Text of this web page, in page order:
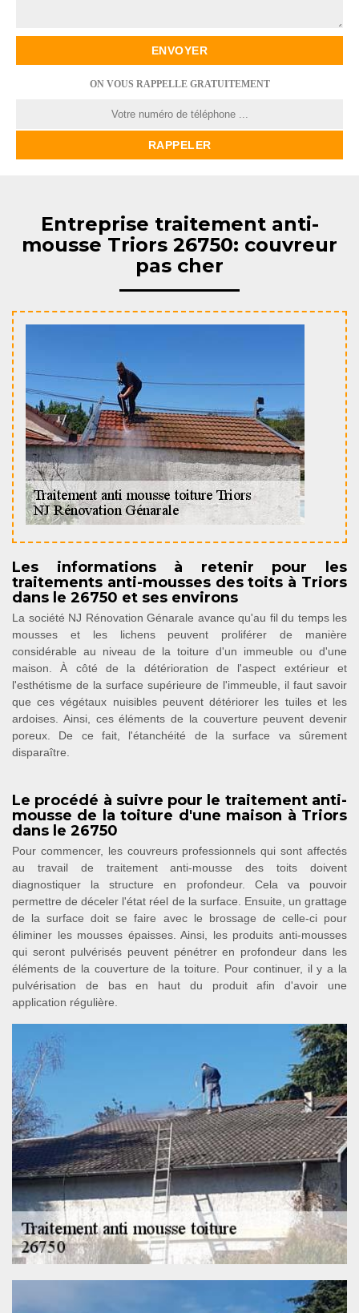
ON VOUS RAPPELLE GRATUITEMENT
Entreprise traitement anti-
mousse Triors 26750: couvreur
pas cher
Les informations à retenir pour les
traitements anti-mousses des toits à Triors
dans le 26750 et ses environs
La société NJ Rénovation Génarale avance qu'au fil du temps les
mousses et les lichens peuvent proliférer de manière
considérable au niveau de la toiture d'un immeuble ou d'une
maison. À côté de la détérioration de l'aspect extérieur et
l'esthétisme de la surface supérieure de l'immeuble, il faut savoir
que ces végétaux nuisibles peuvent détériorer les tuiles et les
ardoises. Ainsi, ces éléments de la couverture peuvent devenir
poreux. De ce fait, l'étanchéité de la surface va sûrement
disparaître.
Le procédé à suivre pour le traitement anti-
mousse de la toiture d'une maison à Triors
dans le 26750
Pour commencer, les couvreurs professionnels qui sont affectés
au travail de traitement anti-mousse des toits doivent
diagnostiquer la structure en profondeur. Cela va pouvoir
permettre de déceler l'état réel de la surface. Ensuite, un grattage
de la surface doit se faire avec le brossage de celle-ci pour
éliminer les mousses épaisses. Ainsi, les produits anti-mousses
qui seront pulvérisés peuvent pénétrer en profondeur dans les
éléments de la couverture de la toiture. Pour continuer, il y a la
pulvérisation de bas en haut du produit afin d'avoir une
application régulière.